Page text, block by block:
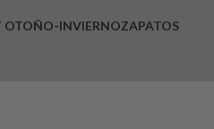
OTOÑO-INVIERNOZAPATOS